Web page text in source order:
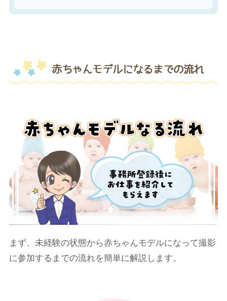
赤ちゃんモデルになるまでの流れ
まず、未経験の状態から赤ちゃんモデルになって撮影
に参加するまでの流れを簡単に解説します。